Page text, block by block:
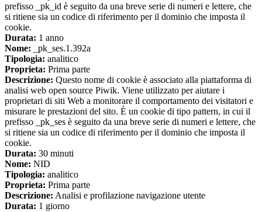
prefisso _pk_id è seguito da una breve serie di numeri e lettere, che
si ritiene sia un codice di riferimento per il dominio che imposta il
cookie.
Durata: 1 anno
Nome: _pk_ses.1.392a
Tipologia: analitico
Proprieta: Prima parte
Descrizione: Questo nome di cookie è associato alla piattaforma di
analisi web open source Piwik. Viene utilizzato per aiutare i
proprietari di siti Web a monitorare il comportamento dei visitatori e
misurare le prestazioni del sito. È un cookie di tipo pattern, in cui il
prefisso _pk_ses è seguito da una breve serie di numeri e lettere, che
si ritiene sia un codice di riferimento per il dominio che imposta il
cookie.
Durata: 30 minuti
Nome: NID
Tipologia: analitico
Proprieta: Prima parte
Descrizione: Analisi e profilazione navigazione utente
Durata: 1 giorno